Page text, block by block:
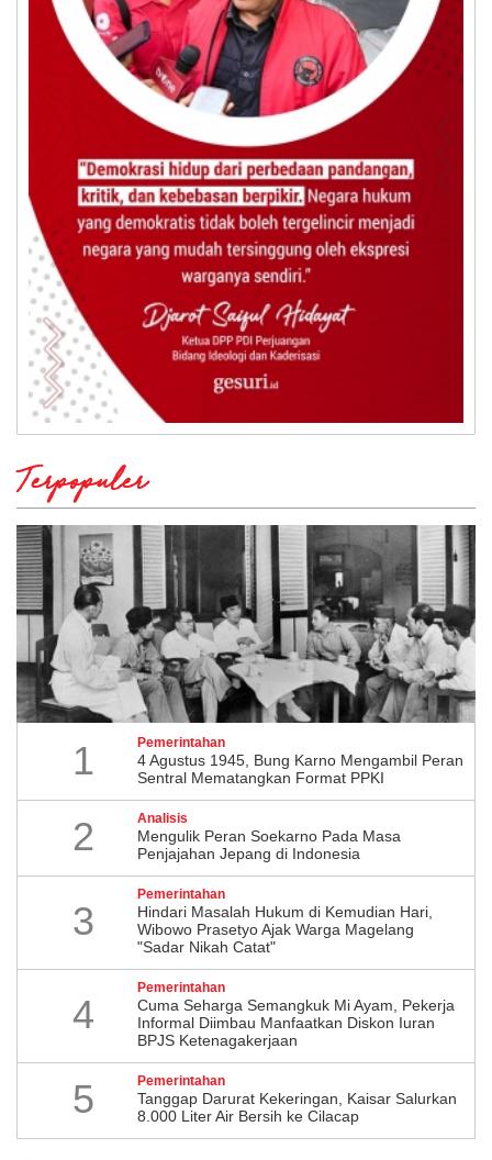
Terpopuler
1 Pemerintahan
4 Agustus 1945, Bung Karno Mengambil Peran
Sentral Mematangkan Format PPKI
2 Analisis
Mengulik Peran Soekarno Pada Masa
Penjajahan Jepang di Indonesia
3
Pemerintahan
Hindari Masalah Hukum di Kemudian Hari,
Wibowo Prasetyo Ajak Warga Magelang
"Sadar Nikah Catat"
4
Pemerintahan
Cuma Seharga Semangkuk Mi Ayam, Pekerja
Informal Diimbau Manfaatkan Diskon Iuran
BPJS Ketenagakerjaan
5 Pemerintahan
Tanggap Darurat Kekeringan, Kaisar Salurkan
8.000 Liter Air Bersih ke Cilacap